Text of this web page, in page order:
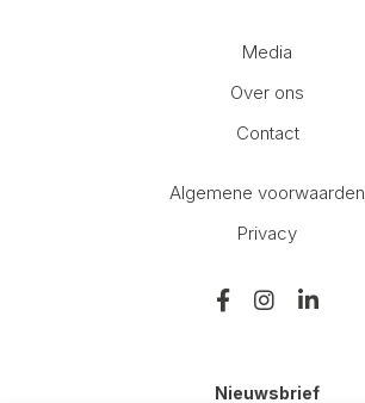
Media
Over ons
Contact
Algemene voorwaarden
Privacy
Nieuwsbrief